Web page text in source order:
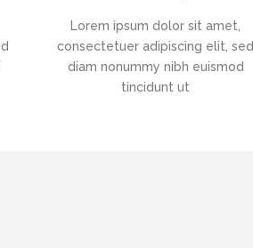
Lorem ipsum dolor sit amet,
consectetuer adipiscing elit, sed
diam nonummy nibh euismod
tincidunt ut